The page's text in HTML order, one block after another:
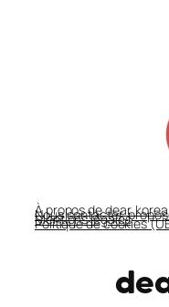
À propos de dear. korea
Nous contacter,
Mentions légales
Politique de cookies